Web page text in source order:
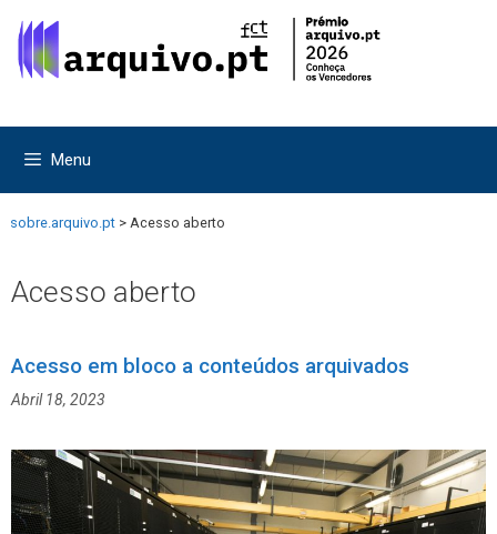
para
para
Menu
sobre.arquivo.pt > Acesso aberto
Acesso aberto
Acesso em bloco a conteúdos arquivados
Abril 18, 2023